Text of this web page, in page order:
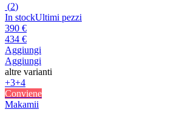
(2)
In stockUltimi pezzi
390 €
434 €
Aggiungi
Aggiungi
altre varianti
+3+4
Conviene
Makamii